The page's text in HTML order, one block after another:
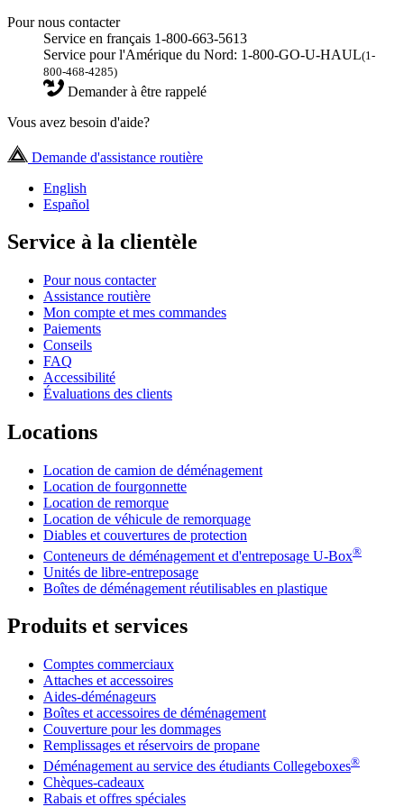
Pour nous contacter
Service en français 1-800-663-5613
Service pour l'Amérique du Nord: 1-800-GO-U-HAUL(1-
800-468-4285)
Demander à être rappelé
Vous avez besoin d'aide?
Demande d'assistance routière
English
Español
Service à la clientèle
Pour nous contacter
Assistance routière
Mon compte et mes commandes
Paiements
Conseils
FAQ
Accessibilité
Évaluations des clients
Locations
Location de camion de déménagement
Location de fourgonnette
Location de remorque
Location de véhicule de remorquage
Diables et couvertures de protection
Conteneurs de déménagement et d'entreposage U-Box®
Unités de libre-entreposage
Boîtes de déménagement réutilisables en plastique
Produits et services
Comptes commerciaux
Attaches et accessoires
Aides-déménageurs
Boîtes et accessoires de déménagement
Couverture pour les dommages
Remplissages et réservoirs de propane
Déménagement au service des étudiants Collegeboxes®
Chèques-cadeaux
Rabais et offres spéciales